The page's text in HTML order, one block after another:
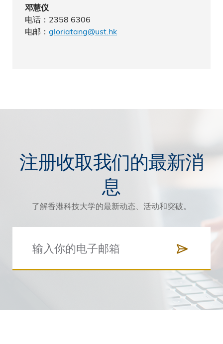
邓慧仪
电话：2358 6306
电邮： gloriatang@ust.hk
注册收取我们的最新消
息
了解香港科技大学的最新动态、活动和突破。